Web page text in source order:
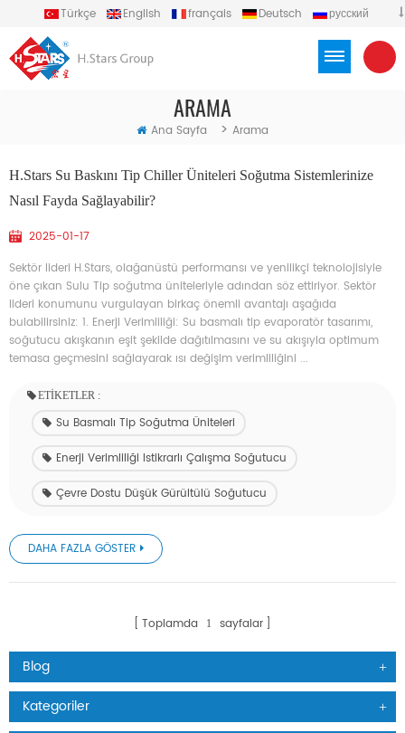
Türkçe English français Deutsch
русский
ARAMA
Ana Sayfa > Arama
H.Stars Su Baskını Tip Chiller Üniteleri Soğutma Sistemlerinize
Nasıl Fayda Sağlayabilir?
2025-01-17
Sektör lideri H.Stars, olağanüstü performansı ve yenilikçi teknolojisiyle
öne çıkan Sulu Tip soğutma üniteleriyle adından söz ettiriyor. Sektör
lideri konumunu vurgulayan birkaç önemli avantajı aşağıda
bulabilirsiniz: 1. Enerji Verimliliği: Su basmalı tip evaporatör tasarımı,
soğutucu akışkanın eşit şekilde dağıtılmasını ve su akışıyla optimum
temasa geçmesini sağlayarak ısı değişim verimliliğini ...
ETIKETLER :
Su Basmalı Tip Soğutma Üniteleri
Enerji Verimliliği Istikrarlı Çalışma Soğutucu
Çevre Dostu Düşük Gürültülü Soğutucu
DAHA FAZLA GÖSTER
Toplamda 1 sayfalar
Blog
Kategoriler